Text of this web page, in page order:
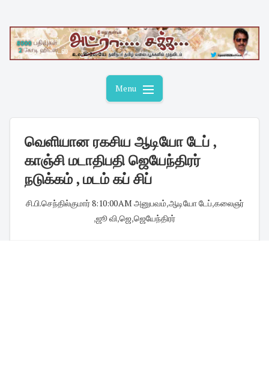
content
Menu
வெளியான ரகசிய ஆடியோ டேப் ,
காஞ்சி மடாதிபதி ஜெயேந்திரர்
நடுக்கம் , மடம் கப் சிப்
சி.பி.செந்தில்குமார்·8:10:00 AM அனுபவம்,ஆடியோ டேப்,கலைஞர்
,ஜூ வி,ஜெ,ஜெயேந்திரர்